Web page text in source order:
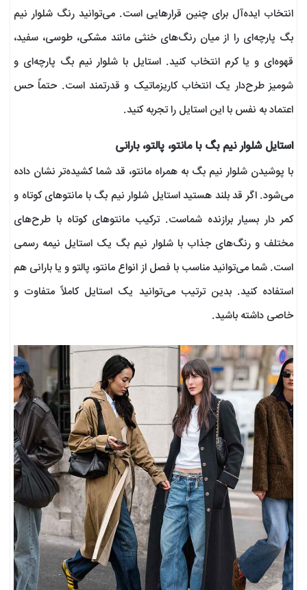
انتخاب ایده‌آل برای چنین قرارهایی است. می‌توانید رنگ شلوار نیم
بگ پارچه‌ای را از میان رنگ‌های خنثی مانند مشکی، طوسی، سفید،
قهوه‌ای و یا کرم انتخاب کنید. استایل با شلوار نیم بگ پارچه‌ای و
شومیز طرح‌دار یک انتخاب کاریزماتیک و قدرتمند است. حتماً حس
اعتماد به نفس با این استایل را تجربه کنید.
استایل شلوار نیم بگ با مانتو، پالتو، بارانی
با پوشیدن شلوار نیم بگ به همراه مانتو، قد شما کشیده‌تر نشان داده
می‌شود. اگر قد بلند هستید استایل شلوار نیم بگ با مانتوهای کوتاه و
کمر دار بسیار برازنده شماست. ترکیب مانتوهای کوتاه با طرح‌های
مختلف و رنگ‌های جذاب با شلوار نیم بگ یک استایل نیمه رسمی
است. شما می‌توانید مناسب با فصل از انواع مانتو، پالتو و یا بارانی هم
استفاده کنید. بدین ترتیب می‌توانید یک استایل کاملاً متفاوت و
خاصی داشته باشید.